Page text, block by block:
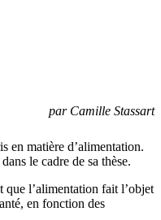
par Camille Stassart
en matière d’alimentation.
le cadre de sa thèse.
que l’alimentation fait l’objet
en fonction des